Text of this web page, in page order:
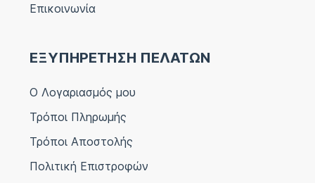
Επικοινωνία
ΕΞΥΠΗΡΕΤΗΣΗ ΠΕΛΑΤΩΝ
Ο Λογαριασμός μου
Τρόποι Πληρωμής
Τρόποι Αποστολής
Πολιτική Επιστροφών